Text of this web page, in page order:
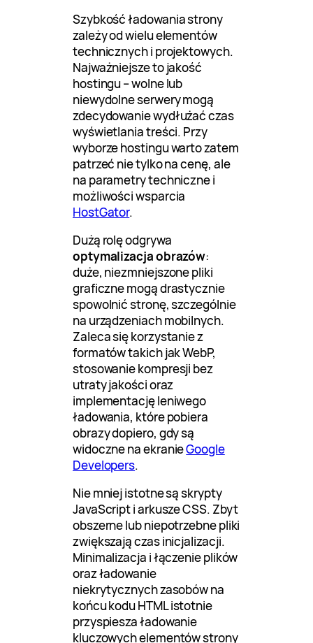
Szybkość ładowania strony
zależy od wielu elementów
technicznych i projektowych.
Najważniejsze to jakość
hostingu – wolne lub
niewydolne serwery mogą
zdecydowanie wydłużać czas
wyświetlania treści. Przy
wyborze hostingu warto zatem
patrzeć nie tylko na cenę, ale
na parametry techniczne i
możliwości wsparcia
HostGator.
Dużą rolę odgrywa
optymalizacja obrazów:
duże, niezmniejszone pliki
graficzne mogą drastycznie
spowolnić stronę, szczególnie
na urządzeniach mobilnych.
Zaleca się korzystanie z
formatów takich jak WebP,
stosowanie kompresji bez
utraty jakości oraz
implementację leniwego
ładowania, które pobiera
obrazy dopiero, gdy są
widoczne na ekranieGoogle
Developers.
Nie mniej istotne są skrypty
JavaScript i arkusze CSS. Zbyt
obszerne lub niepotrzebne pliki
zwiększają czas inicjalizacji.
Minimalizacja i łączenie plików
oraz ładowanie
niekrytycznych zasobów na
końcu kodu HTML istotnie
przyspiesza ładowanie
kluczowych elementów strony